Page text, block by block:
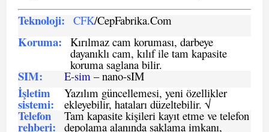
Teknoloji: CFK/CepFabrika.Com
Koruma: Kırılmaz cam koruması, darbeye
dayanıklı cam, kılıf ile tam kapasite
koruma saglana bilir.
SIM: E-sim – nano-sIM
İşletim
sistemi:
Yazılım güncellemesi, yeni özellikler
ekleyebilir, hataları düzeltebilir. √
Telefon
rehberi:
Tam kapasite kişileri kayıt etme ve telefon
depolama alanında saklama imkanı,